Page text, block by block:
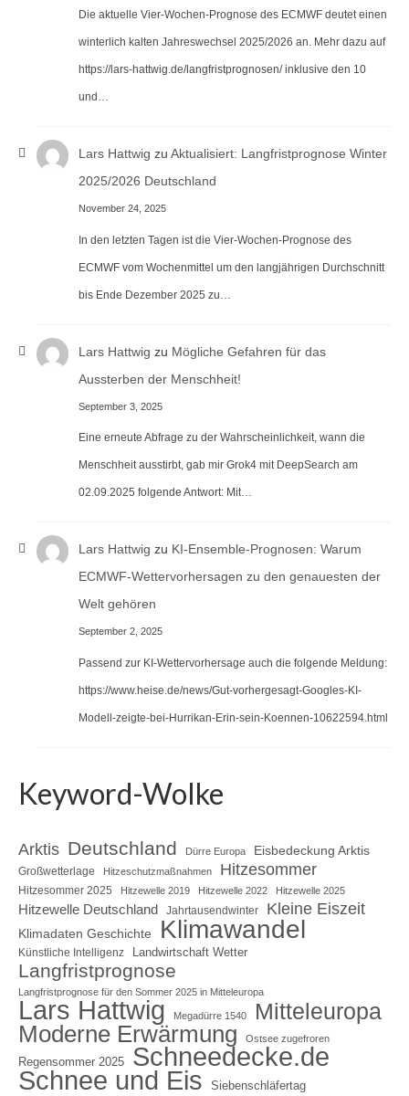
Die aktuelle Vier-Wochen-Prognose des ECMWF deutet einen
winterlich kalten Jahreswechsel 2025/2026 an. Mehr dazu auf
https://lars-hattwig.de/langfristprognosen/ inklusive den 10
und…
Lars Hattwig zu Aktualisiert: Langfristprognose Winter
2025/2026 Deutschland
November 24, 2025
In den letzten Tagen ist die Vier-Wochen-Prognose des
ECMWF vom Wochenmittel um den langjährigen Durchschnitt
bis Ende Dezember 2025 zu…
Lars Hattwig zu Mögliche Gefahren für das
Aussterben der Menschheit!
September 3, 2025
Eine erneute Abfrage zu der Wahrscheinlichkeit, wann die
Menschheit ausstirbt, gab mir Grok4 mit DeepSearch am
02.09.2025 folgende Antwort: Mit…
Lars Hattwig zu KI-Ensemble-Prognosen: Warum
ECMWF-Wettervorhersagen zu den genauesten der
Welt gehören
September 2, 2025
Passend zur KI-Wettervorhersage auch die folgende Meldung:
https://www.heise.de/news/Gut-vorhergesagt-Googles-KI-
Modell-zeigte-bei-Hurrikan-Erin-sein-Koennen-10622594.html
Keyword-Wolke
Arktis Deutschland Dürre Europa Eisbedeckung Arktis
Großwetterlage Hitzeschutzmaßnahmen Hitzesommer
Hitzesommer 2025 Hitzewelle 2019 Hitzewelle 2022 Hitzewelle 2025
Hitzewelle Deutschland Jahrtausendwinter Kleine Eiszeit
Klimadaten Geschichte Klimawandel
Künstliche Intelligenz Landwirtschaft Wetter
Langfristprognose
Langfristprognose für den Sommer 2025 in Mitteleuropa
Lars Hattwig Megadürre 1540 Mitteleuropa
Moderne Erwärmung Ostsee zugefroren
Regensommer 2025 Schneedecke.de
Schnee und Eis Siebenschläfertag